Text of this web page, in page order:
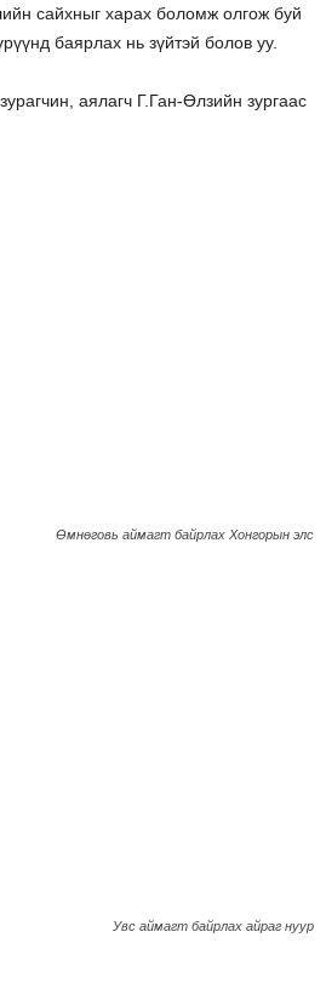
сайхныг харах боломж олгож буй
баярлах нь зүйтэй болов уу.
аялагч Г.Ган-Өлзийн зургаас
Өмнөговь аймагт байрлах Хонгорын элс
Увс аймагт байрлах айраг нуур